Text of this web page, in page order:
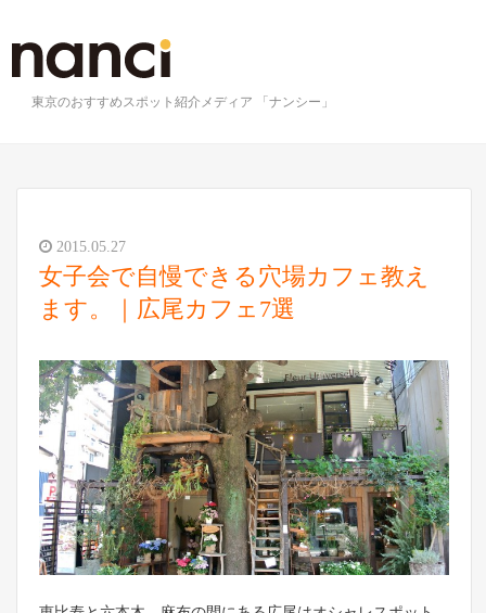
東京のおすすめスポット紹介メディア 「ナンシー」
2015.05.27
女子会で自慢できる穴場カフェ教え
ます。｜広尾カフェ7選